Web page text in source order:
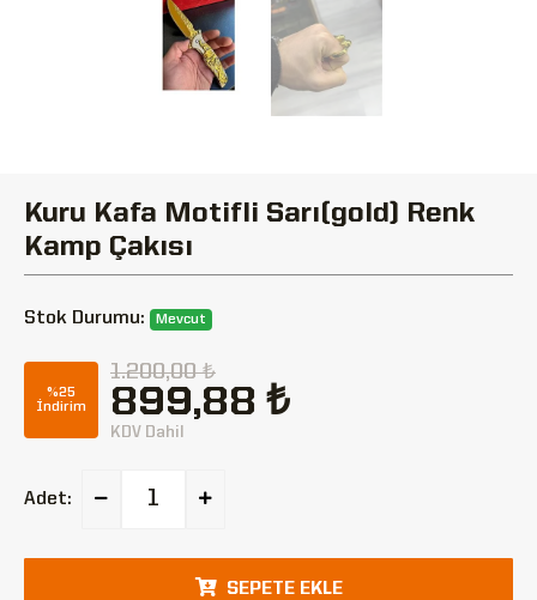
Kuru Kafa Motifli Sarı(gold) Renk
Kamp Çakısı
Stok Durumu: Mevcut
%25
İndirim
1.200,00 ₺
899,88 ₺
KDV Dahil
Adet:
SEPETE EKLE